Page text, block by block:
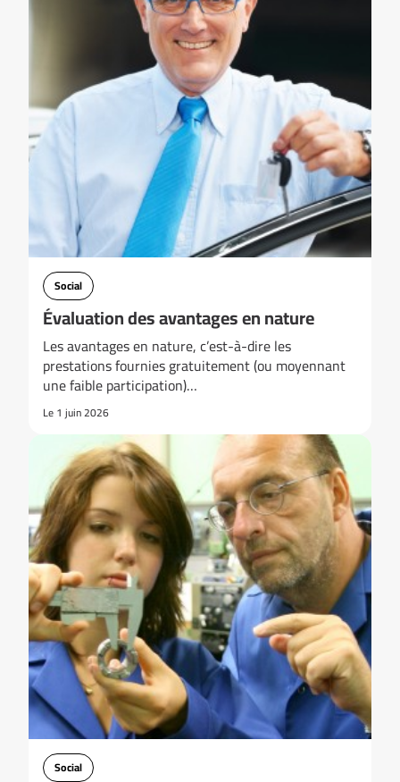
Social
Évaluation des avantages en nature
Les avantages en nature, c’est-à-dire les
prestations fournies gratuitement (ou moyennant
une faible participation)…
Le 1 juin 2026
Social